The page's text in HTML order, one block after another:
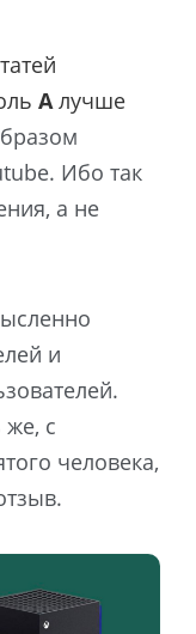
A лучше
Ибо так
а не
и
же, с
человека,